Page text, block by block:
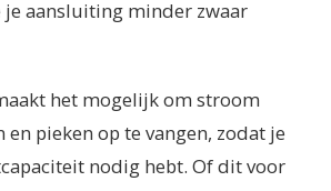
aansluiting minder zwaar
het mogelijk om stroom
en pieken op te vangen, zodat je
nodig hebt. Of dit voor